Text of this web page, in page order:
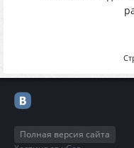
Полная версия сайта